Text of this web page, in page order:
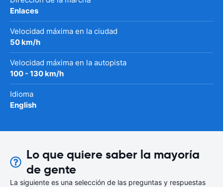
Enlaces
Velocidad máxima en la ciudad
50 km/h
Velocidad máxima en la autopista
100 - 130 km/h
Idioma
English
Lo que quiere saber la mayoría
de gente
La siguiente es una selección de las preguntas y respuestas